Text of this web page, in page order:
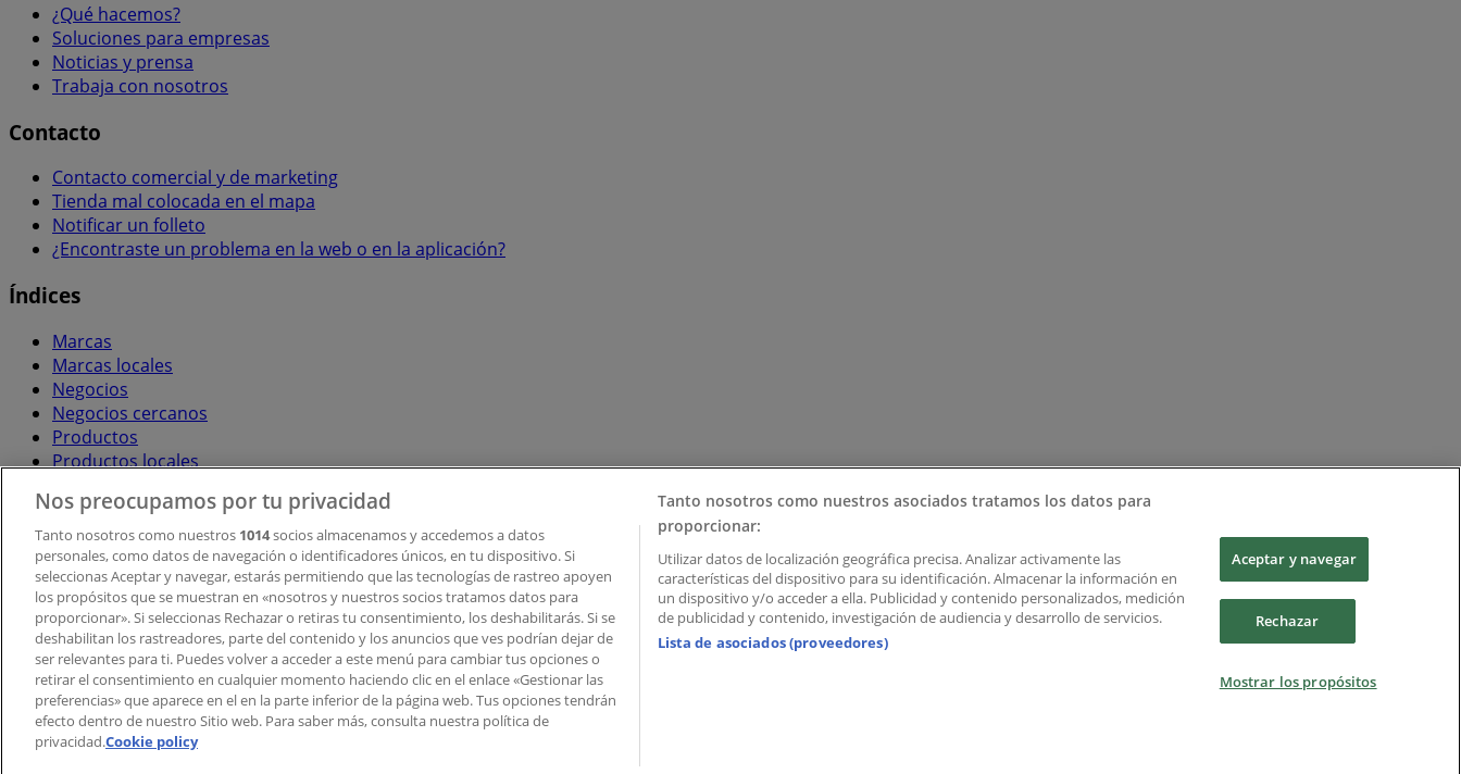
¿Qué hacemos?
Soluciones para empresas
Noticias y prensa
Trabaja con nosotros
Contacto
Contacto comercial y de marketing
Tienda mal colocada en el mapa
Notificar un folleto
¿Encontraste un problema en la web o en la aplicación?
Índices
Marcas
Marcas locales
Negocios
Negocios cercanos
Productos
Productos locales
Descargar la APP Tiendeo
Copyright © Tiendeo ® 2026 · Shopfully Marketing S.L.U. – Palau de Mar – 08039 Barcelona, Spain
Términos y condicionesPolítica de privacidad
Gestionar cookies
Nos preocupamos por tu privacidad
Tanto nosotros como nuestros 1014socios almacenamos y accedemos a datos
personales, como datos de navegación o identificadores únicos, en tu dispositivo. Si
seleccionas Aceptar y navegar, estarás permitiendo que las tecnologías de rastreo apoyen
los propósitos que se muestran en «nosotros y nuestros socios tratamos datos para
proporcionar». Si seleccionas Rechazar o retiras tu consentimiento, los deshabilitarás. Si se
deshabilitan los rastreadores, parte del contenido y los anuncios que ves podrían dejar de
ser relevantes para ti. Puedes volver a acceder a este menú para cambiar tus opciones o
retirar el consentimiento en cualquier momento haciendo clic en el enlace «Gestionar las
preferencias» que aparece en el en la parte inferior de la página web. Tus opciones tendrán
efecto dentro de nuestro Sitio web. Para saber más, consulta nuestra política de
privacidad.Cookie policy
Tanto nosotros como nuestros asociados tratamos los datos para
proporcionar:
Utilizar datos de localización geográfica precisa. Analizar activamente las
características del dispositivo para su identificación. Almacenar la información en
un dispositivo y/o acceder a ella. Publicidad y contenido personalizados, medición
de publicidad y contenido, investigación de audiencia y desarrollo de servicios.
Lista de asociados (proveedores)
Aceptar y navegar
Rechazar
Mostrar los propósitos